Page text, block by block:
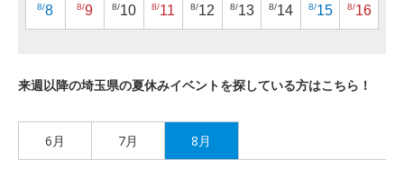
8/8 8/9 8/10 8/11 8/12 8/13 8/14 8/15 8/16
来週以降の埼玉県の夏休みイベントを探している方はこちら！
6月 7月 8月